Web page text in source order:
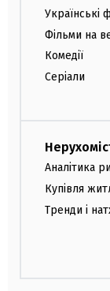
Українські
Фільми на
Комедії
Серіали
Аналітика
Купівля
Тренди і